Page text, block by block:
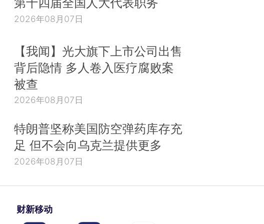
2026年08月07日
【我闻】光大旗下上市公司出售
背后隐情 多人卷入医疗腐败案
被查
2026年08月07日
特朗普坚称美国防空弹药库存充
足 但不会向乌克兰提供更多
2026年08月07日
财新移动